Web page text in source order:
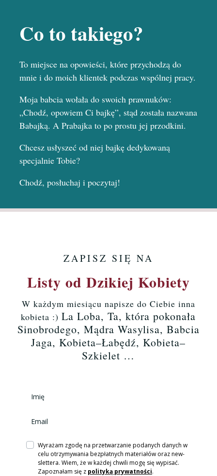
Co to takiego?
To miejsce na opowieści, które przychodzą do
mnie i do moich klientek podczas wspólnej pracy.
Moja babcia wołała do swoich prawnuków:
„Chodź, opowiem Ci bajkę”, stąd została nazwana
Babajką. A Prabajka to po prostu jej przodkini.
Chcesz usłyszeć od niej bajkę dedykowaną
specjalnie Tobie?
Chodź, posłuchaj i poczytaj!
ZAPISZ SIĘ NA
Listy od Dzikiej Kobiety
W każdym miesiącu napisze do Ciebie inna
kobieta :)La Loba, Ta, która pokonała
Sinobrodego, Mądra Wasylisa, Babcia
Jaga, Kobieta–Łabędź,Kobieta–
Szkielet …
Wyrażam zgodę na prze­twa­rza­nie podanych danych w
celu otrzy­my­wa­nia bezpłatnych materiałów oraz new­
slet­tera. Wiem, że w każdej chwili mogę się wypisać.
Zapoznałam się z polityką prywatności.